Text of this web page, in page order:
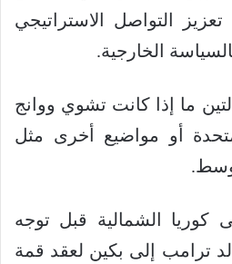
التواصل الاستراتيجي
الخارجية.
ما إذا كانت تشوي ووانج
أو مواضيع أخرى مثل
كوريا الشمالية قبل توجه
ترامب إلى بكين لعقد قمة